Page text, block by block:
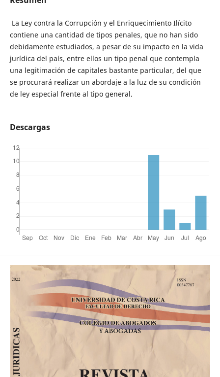
La Ley contra la Corrupción y el Enriquecimiento Ilícito
contiene una cantidad de tipos penales, que no han sido
debidamente estudiados, a pesar de su impacto en la vida
jurídica del país, entre ellos un tipo penal que contempla
una legitimación de capitales bastante particular, del que
se procurará realizar un abordaje a la luz de su condición
de ley especial frente al tipo general.
Descargas